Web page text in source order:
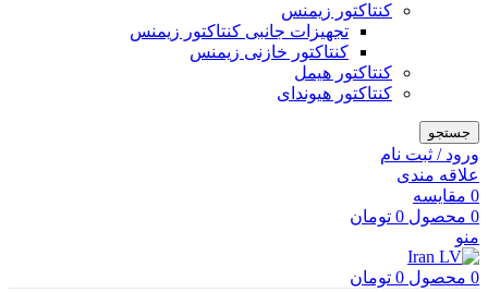
کنتاکتور زیمنس
تجهیزات جانبی کنتاکتور زیمنس
کنتاکتور خازنی زیمنس
کنتاکتور هیمل
کنتاکتور هیوندای
جستجو
ورود / ثبت نام
علاقه مندی
0 مقایسه
0 محصول 0 تومان
منو
0 محصول 0 تومان